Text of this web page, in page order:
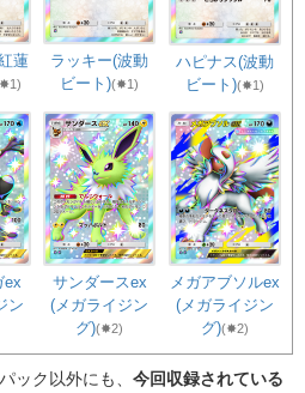
蓮
ラッキー(波動
ビート)(✸1)
ハピナス(波動
ビート)(✸1)
ex
ン
サンダースex
(メガライジン
グ)(✸2)
メガアブソルex
(メガライジン
グ)(✸2)
ック以外にも、 今回収録されている